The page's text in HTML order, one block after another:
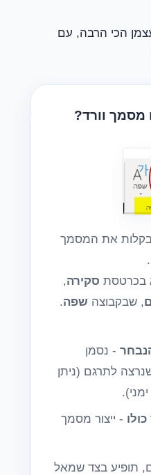
הכי הרבה, עם
מסמך וורד?
בקלות את המסמך
בכרטסת סקירה,
, שבקבוצה שפה.
- נסמן
לתרגם (ניתן
- ייצור מסמך
תופיע בצד שמאל